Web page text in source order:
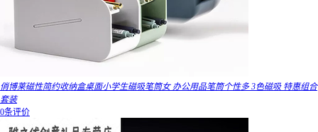
俏博莱磁性简约收纳盒桌面小学生磁吸笔筒女 办公用品笔筒个性多 3色磁吸 特惠组合
套装
0条评价